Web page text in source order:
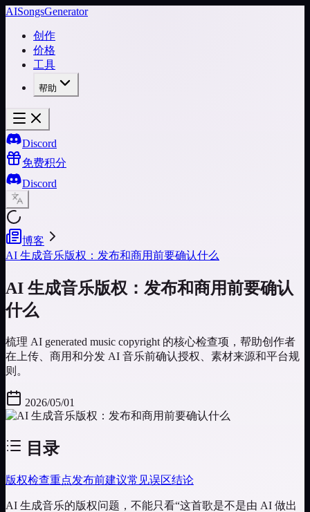
AISongsGenerator
创作
价格
工具
帮助
Discord
免费积分
Discord
博客
AI 生成音乐版权：发布和商用前要确认什么
AI 生成音乐版权：发布和商用前要确认
什么
梳理 AI generated music copyright 的核心检查项，帮助创作者
在上传、商用和分发 AI 音乐前确认授权、素材来源和平台规
则。
2026/05/01
目录
版权检查重点发布前建议常见误区结论
AI 生成音乐的版权问题，不能只看“这首歌是不是由 AI 做出